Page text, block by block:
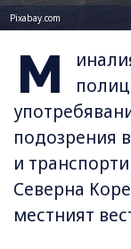
Pixabay.com
М
подозрения
и
Северна
местният